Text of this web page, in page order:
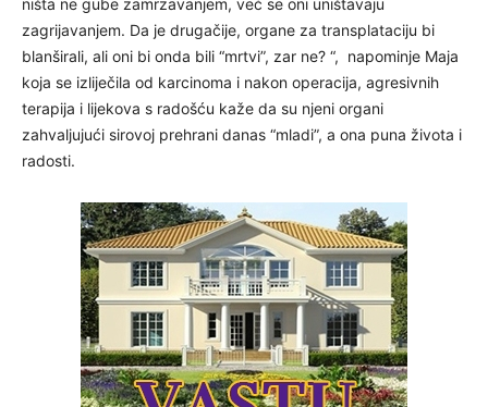
ništa ne gube zamrzavanjem, već se oni uništavaju
zagrijavanjem. Da je drugačije, organe za transplataciju bi
blanširali, ali oni bi onda bili “mrtvi”, zar ne? “, napominje Maja
koja se izliječila od karcinoma i nakon operacija, agresivnih
terapija i lijekova s radošću kaže da su njeni organi
zahvaljujući sirovoj prehrani danas “mladi”, a ona puna života i
radosti.